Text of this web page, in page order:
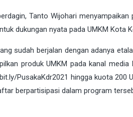
Tanto Wijohari
dukungan nyata pada UMKM Kota
sudah berjalan dengan adanya
produk UMKM pada kanal
PusakaKdr2021 hingga kuota 200
berpartisipasi dalam program